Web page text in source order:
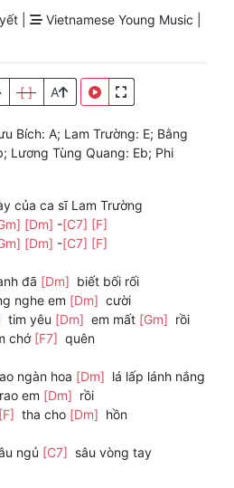
|
Vietnamese Young Music |
[ ] A
Bích: A; Lam Trường: E; Bằng
Lương Tùng Quang: Eb; Phi
của ca sĩ Lam Trường
[Dm] -[C7] [F]
[Dm] -[C7] [F]
đã [Dm] biết bối rối
nghe em [Dm] cười
tim yêu [Dm] em mất [Gm] rồi
chớ [F7] quên
ngàn hoa [Dm] lá lấp lánh nắng
em [Dm] rồi
[F] tha cho [Dm] hồn
ngủ [C7] sâu vòng tay